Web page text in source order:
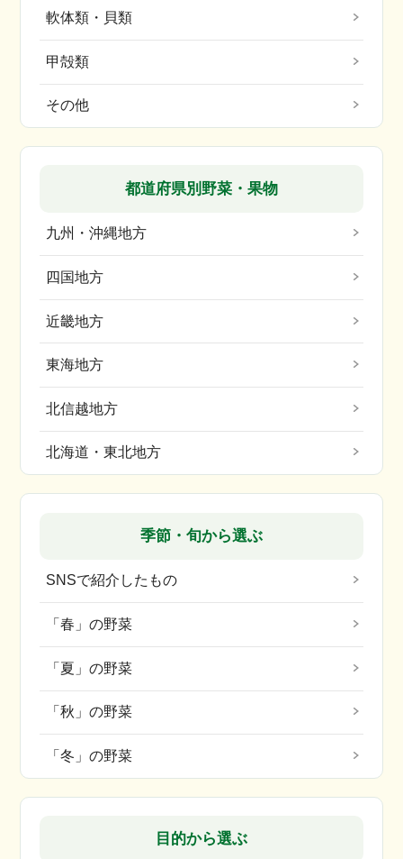
軟体類・貝類
甲殻類
その他
都道府県別野菜・果物
九州・沖縄地方
四国地方
近畿地方
東海地方
北信越地方
北海道・東北地方
季節・旬から選ぶ
SNSで紹介したもの
「春」の野菜
「夏」の野菜
「秋」の野菜
「冬」の野菜
目的から選ぶ